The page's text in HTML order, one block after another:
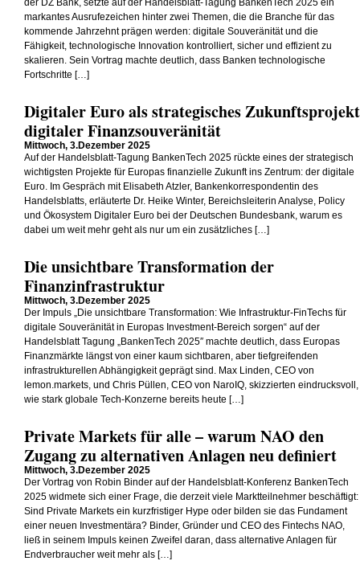
der DZ Bank, setzte auf der Handelsblatt-Tagung BankenTech 2025 ein
markantes Ausrufezeichen hinter zwei Themen, die die Branche für das
kommende Jahrzehnt prägen werden: digitale Souveränität und die
Fähigkeit, technologische Innovation kontrolliert, sicher und effizient zu
skalieren. Sein Vortrag machte deutlich, dass Banken technologische
Fortschritte […]
Digitaler Euro als strategisches Zukunftsprojekt
digitaler Finanzsouveränität
Mittwoch, 3.Dezember 2025
Auf der Handelsblatt-Tagung BankenTech 2025 rückte eines der strategisch
wichtigsten Projekte für Europas finanzielle Zukunft ins Zentrum: der digitale
Euro. Im Gespräch mit Elisabeth Atzler, Bankenkorrespondentin des
Handelsblatts, erläuterte Dr. Heike Winter, Bereichsleiterin Analyse, Policy
und Ökosystem Digitaler Euro bei der Deutschen Bundesbank, warum es
dabei um weit mehr geht als nur um ein zusätzliches […]
Die unsichtbare Transformation der
Finanzinfrastruktur
Mittwoch, 3.Dezember 2025
Der Impuls „Die unsichtbare Transformation: Wie Infrastruktur-FinTechs für
digitale Souveränität in Europas Investment-Bereich sorgen“ auf der
Handelsblatt Tagung „BankenTech 2025″ machte deutlich, dass Europas
Finanzmärkte längst von einer kaum sichtbaren, aber tiefgreifenden
infrastrukturellen Abhängigkeit geprägt sind. Max Linden, CEO von
lemon.markets, und Chris Püllen, CEO von NaroIQ, skizzierten eindrucksvoll,
wie stark globale Tech-Konzerne bereits heute […]
Private Markets für alle – warum NAO den
Zugang zu alternativen Anlagen neu definiert
Mittwoch, 3.Dezember 2025
Der Vortrag von Robin Binder auf der Handelsblatt-Konferenz BankenTech
2025 widmete sich einer Frage, die derzeit viele Marktteilnehmer beschäftigt:
Sind Private Markets ein kurzfristiger Hype oder bilden sie das Fundament
einer neuen Investmentära? Binder, Gründer und CEO des Fintechs NAO,
ließ in seinem Impuls keinen Zweifel daran, dass alternative Anlagen für
Endverbraucher weit mehr als […]